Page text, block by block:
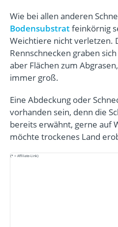
Wie bei allen anderen
Bodensubstratfeinkörnig
Weichtiere nicht verletzen.
Rennschnecken graben
aber Flächen zum
immer groß.
Eine Abdeckung oder
vorhanden sein, denn die
bereits erwähnt, gerne auf
möchte trockenes Land
(* = Affiliate-Link)